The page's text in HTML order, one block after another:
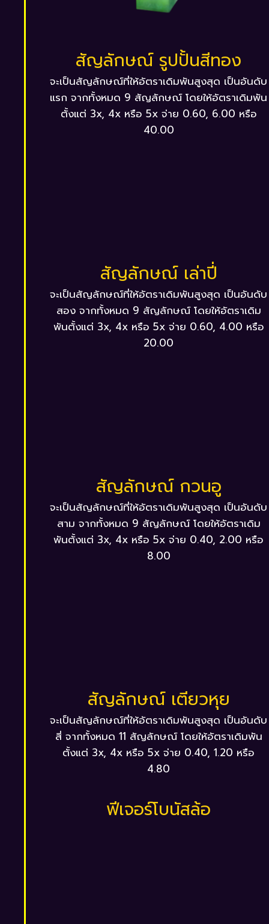
สัญลักษณ์ รูปปั้นสีทอง
จะเป็นสัญลักษณ์ที่ให้อัตราเดิมพันสูงสุด เป็นอันดับ
แรก จากทั้งหมด 9 สัญลักษณ์ โดยให้อัตราเดิมพัน
ตั้งแต่ 3x, 4x หรือ 5x จ่าย 0.60, 6.00 หรือ
40.00
สัญลักษณ์ เล่าปี่
จะเป็นสัญลักษณ์ที่ให้อัตราเดิมพันสูงสุด เป็นอันดับ
สอง จากทั้งหมด 9 สัญลักษณ์ โดยให้อัตราเดิม
พันตั้งแต่ 3x, 4x หรือ 5x จ่าย 0.60, 4.00 หรือ
20.00
สัญลักษณ์ กวนอู
จะเป็นสัญลักษณ์ที่ให้อัตราเดิมพันสูงสุด เป็นอันดับ
สาม จากทั้งหมด 9 สัญลักษณ์ โดยให้อัตราเดิม
พันตั้งแต่ 3x, 4x หรือ 5x จ่าย 0.40, 2.00 หรือ
8.00
สัญลักษณ์ เตียวหุย
จะเป็นสัญลักษณ์ที่ให้อัตราเดิมพันสูงสุด เป็นอันดับ
สี่ จากทั้งหมด 11 สัญลักษณ์ โดยให้อัตราเดิมพัน
ตั้งแต่ 3x, 4x หรือ 5x จ่าย 0.40, 1.20 หรือ
4.80
ฟีเจอร์โบนัสล้อ